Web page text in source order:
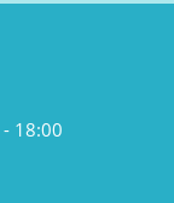
18:00